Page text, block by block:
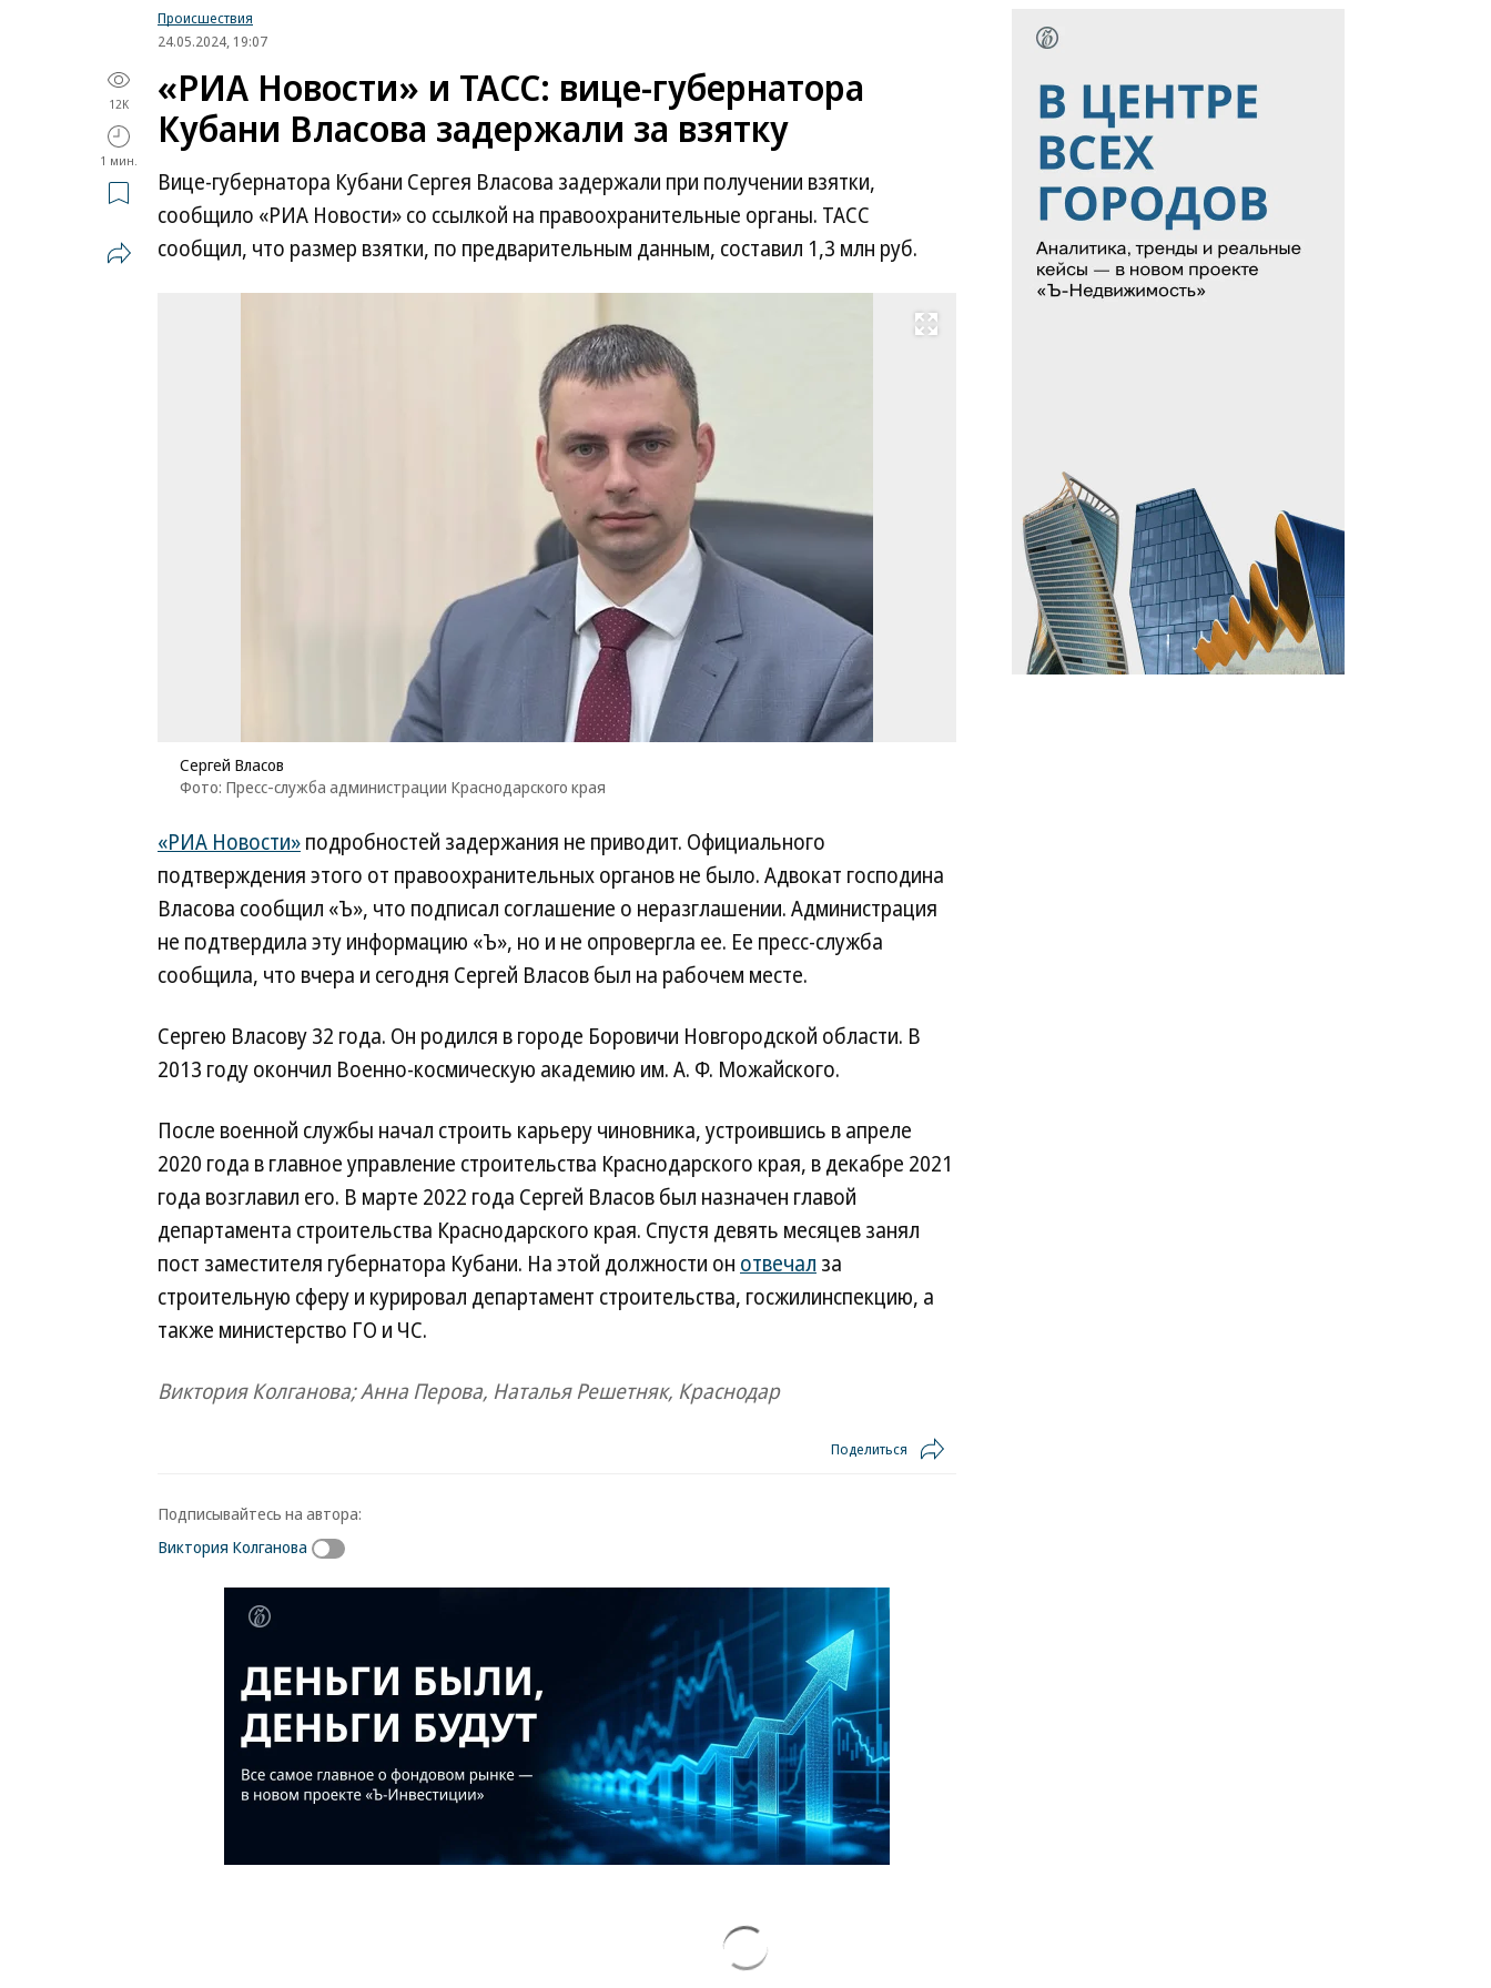
Происшествия
24.05.2024, 19:07
12K
1 мин.
«РИА Новости» и ТАСС: вице-губернатора
Кубани Власова задержали за взятку
Вице-губернатора Кубани Сергея Власова задержали при получении взятки,
сообщило «РИА Новости» со ссылкой на правоохранительные органы. ТАСС
сообщил, что размер взятки, по предварительным данным, составил 1,3 млн руб.
Развернуть на весь экран
Сергей Власов
Фото: Пресс-служба администрации Краснодарского края
администрации
Краснодарского
«РИА Новости»подробностей задержания не приводит. Официального
подтверждения этого от правоохранительных органов не было. Адвокат господина
Власова сообщил «Ъ», что подписал соглашение о неразглашении. Администрация
не подтвердила эту информацию «Ъ», но и не опровергла ее. Ее пресс-служба
сообщила, что вчера и сегодня Сергей Власов был на рабочем месте.
Сергею Власову 32 года. Он родился в городе Боровичи Новгородской области. В
2013 году окончил Военно-космическую академию им. А. Ф. Можайского.
После военной службы начал строить карьеру чиновника, устроившись в апреле
2020 года в главное управление строительства Краснодарского края, в декабре 2021
года возглавил его. В марте 2022 года Сергей Власов был назначен главой
департамента строительства Краснодарского края. Спустя девять месяцев занял
пост заместителя губернатора Кубани. На этой должности он отвечал за
строительную сферу и курировал департамент строительства, госжилинспекцию, а
также министерство ГО и ЧС.
Виктория Колганова; Анна Перова, Наталья Решетняк, Краснодар
Поделиться
Подписывайтесь на автора:
Виктория Колганова